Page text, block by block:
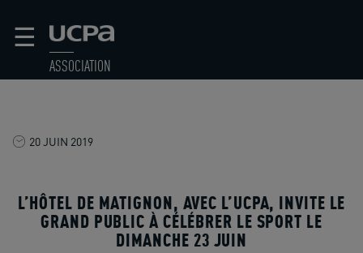
☰
ASSOCIATION
20 JUIN 2019
L’HÔTEL DE MATIGNON, AVEC L’UCPA, INVITE LE
GRAND PUBLIC À CÉLÉBRER LE SPORT LE
DIMANCHE 23 JUIN